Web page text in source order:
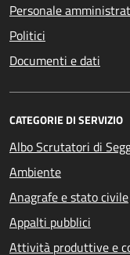
Personale
Politici
Documenti e dati
CATEGORIE DI SERVIZIO
Albo Scrutatori di
Ambiente
Anagrafe e stato civile
Appalti pubblici
Attività produttive e